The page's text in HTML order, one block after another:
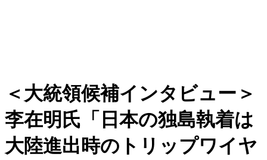
＜大統領候補インタビュー＞
李在明氏「日本の独島執着は
大陸進出時のトリップワイヤ